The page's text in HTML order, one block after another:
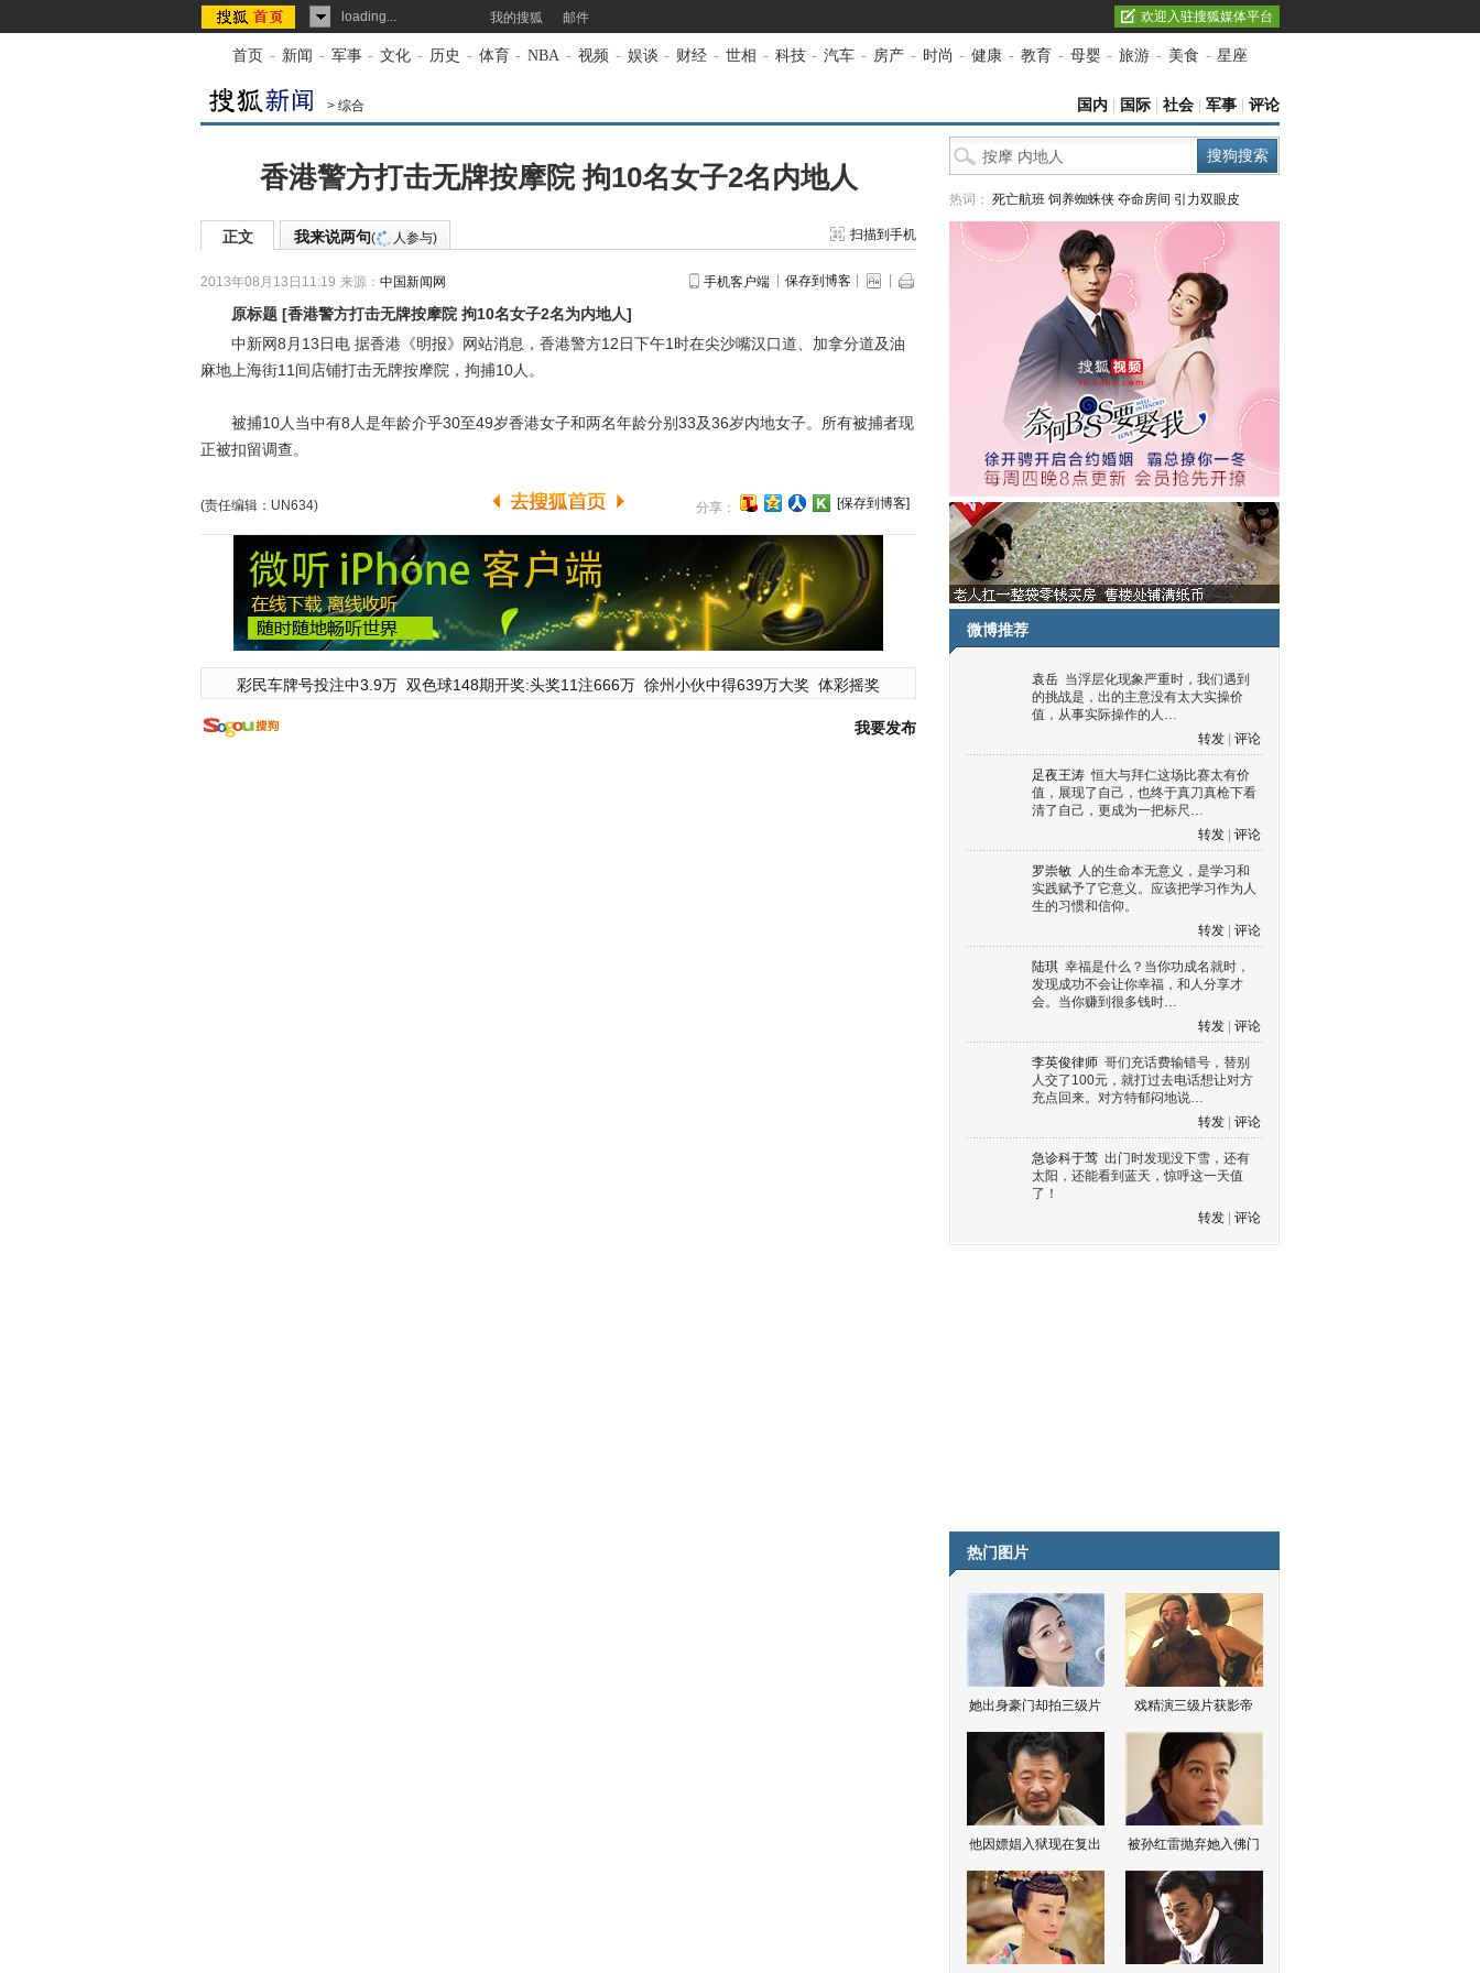
loading... 我的搜狐 邮件 欢迎入驻搜狐媒体平台
首页 - 新闻 - 军事 - 文化 - 历史 - 体育 - NBA - 视频 - 娱谈 - 财经 - 世相 - 科技 - 汽车 - 房产 - 时尚 - 健康 - 教育 - 母婴 - 旅游 - 美食 - 星座
> 综合 国内 国际 社会 军事 评论
香港警方打击无牌按摩院 拘10名女子2名内地人
正文 我来说两句( 人参与) 扫描到手机
2013年08月13日11:19 来源： 中国新闻网 手机客户端 保存到博客
原标题 [香港警方打击无牌按摩院 拘10名女子2名为内地人]
中新网8月13日电 据香港《明报》网站消息，香港警方12日下午1时在尖沙嘴汉口道、加拿分道及油
麻地上海街11间店铺打击无牌按摩院，拘捕10人。
被捕10人当中有8人是年龄介乎30至49岁香港女子和两名年龄分别33及36岁内地女子。所有被捕者现
正被扣留调查。
(责任编辑：UN634) 分享： [保存到博客]
彩民车牌号投注中3.9万 双色球148期开奖:头奖11注666万 徐州小伙中得639万大奖 体彩摇奖
我要发布
热词： 死亡航班 饲养蜘蛛侠 夺命房间 引力双眼皮
微博推荐
袁岳 当浮层化现象严重时，我们遇到
的挑战是，出的主意没有太大实操价
值，从事实际操作的人…
转发
评论
足夜王涛 恒大与拜仁这场比赛太有价
值，展现了自己，也终于真刀真枪下看
清了自己，更成为一把标尺…
转发
评论
罗崇敏 人的生命本无意义，是学习和
实践赋予了它意义。应该把学习作为人
生的习惯和信仰。
转发
评论
陆琪 幸福是什么？当你功成名就时，
发现成功不会让你幸福，和人分享才
会。当你赚到很多钱时…
转发
评论
李英俊律师 哥们充话费输错号，替别
人交了100元，就打过去电话想让对方
充点回来。对方特郁闷地说…
转发
评论
急诊科于莺 出门时发现没下雪，还有
太阳，还能看到蓝天，惊呼这一天值
了！
转发
评论
热门图片
她出身豪门却拍三级片 戏精演三级片获影帝
他因嫖娼入狱现在复出 被孙红雷抛弃她入佛门